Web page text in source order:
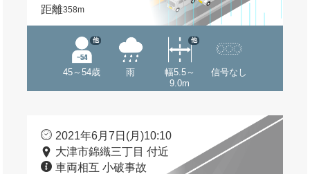
距離358m
45～54歳
他
雨
幅5.5～
9.0m
他
信号なし
2021年6月7日(月)10:10
大津市錦織三丁目 付近
車両相互 小破事故